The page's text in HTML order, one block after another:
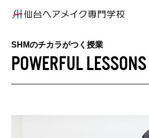
SHMのチカラがつく授業
POWERFUL LESSONS